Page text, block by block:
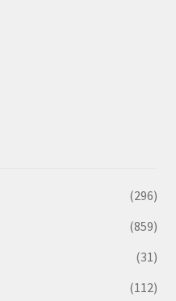
(296)
(859)
(31)
(112)